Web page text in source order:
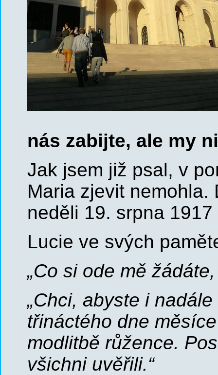
nás zabijte, ale my
Jak jsem již psal, v
Maria zjevit nemohla.
neděli 19. srpna 1917
Lucie ve svých
„Co si ode mě
„Chci, abyste i
třináctého dne
modlitbě růžence.
všichni uvěřili.“